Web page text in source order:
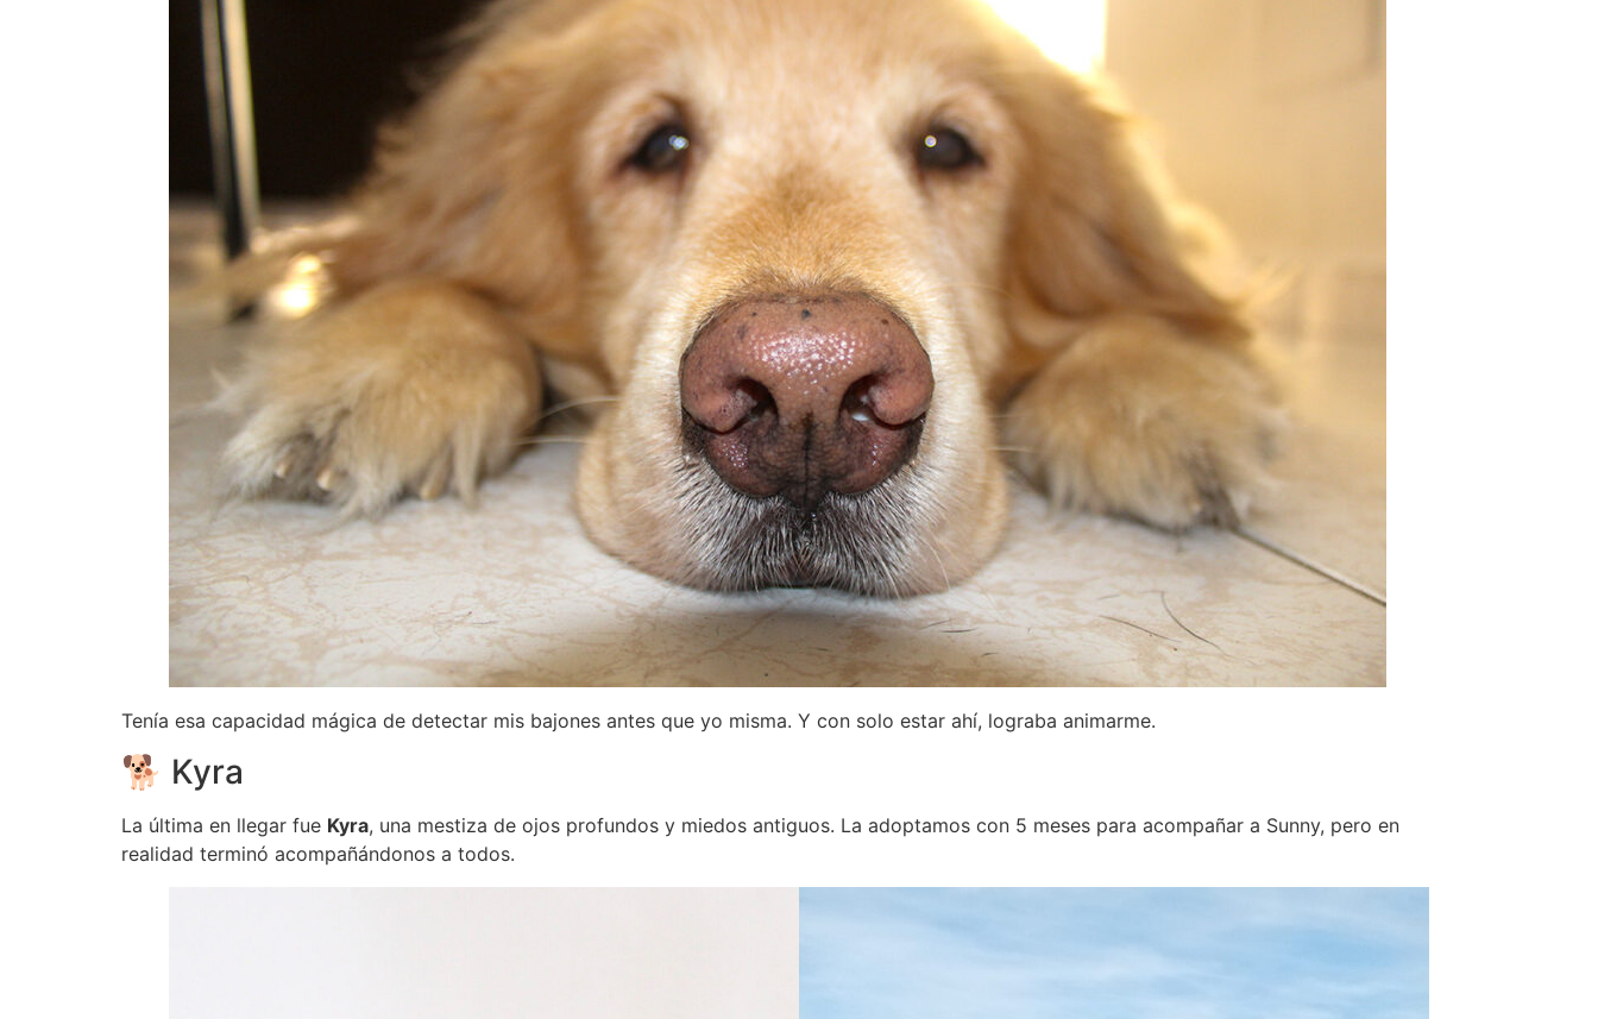
Tenía esa capacidad mágica de detectar mis bajones antes que yo misma. Y con solo estar ahí, lograba animarme.
🐕 Kyra
La última en llegar fue Kyra, una mestiza de ojos profundos y miedos antiguos. La adoptamos con 5 meses para acompañar a Sunny, pero en
realidad terminó acompañándonos a todos.